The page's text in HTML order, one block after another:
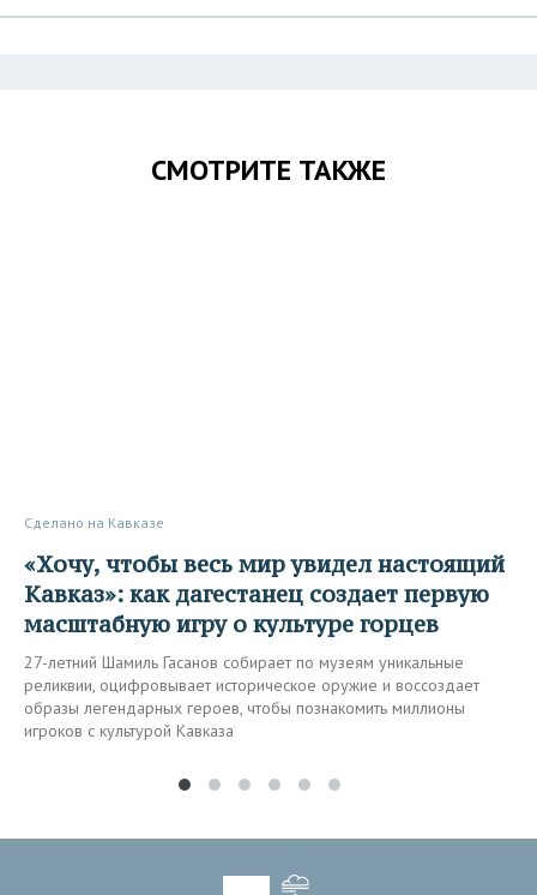
СМОТРИТЕ ТАКЖЕ
Сделано на Кавказе
«Хочу, чтобы весь мир увидел настоящий
Кавказ»: как дагестанец создает первую
масштабную игру о культуре горцев
27-летний Шамиль Гасанов собирает по музеям уникальные
реликвии, оцифровывает историческое оружие и воссоздает
образы легендарных героев, чтобы познакомить миллионы
игроков с культурой Кавказа